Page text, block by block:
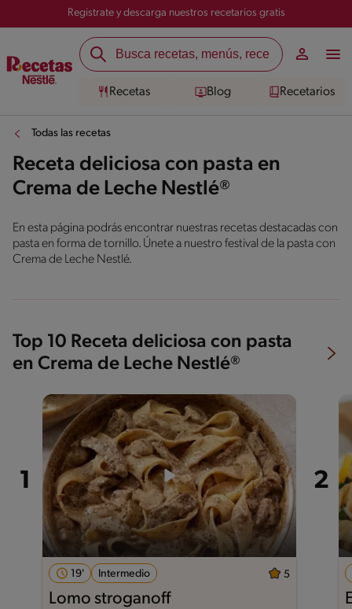
Registrate y descarga nuestros recetarios gratis
Recetas Blog Recetarios
Todas las recetas
Receta deliciosa con pasta en
Crema de Leche Nestlé®
En esta página podrás encontrar nuestras recetas destacadas con
pasta en forma de tornillo. Únete a nuestro festival de la pasta con
Crema de Leche Nestlé.
Top 10 Receta deliciosa con pasta
en Crema de Leche Nestlé®
19' Intermedio 5
Lomo stroganoff